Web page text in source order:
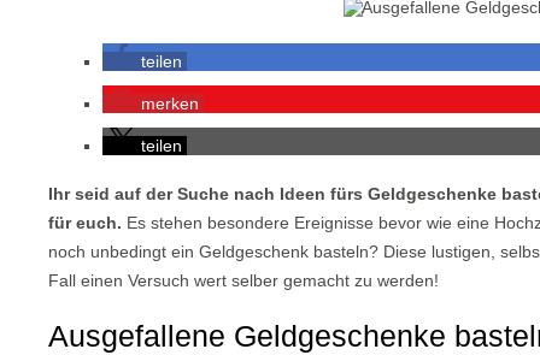
teilen
merken
teilen
Ihr seid auf der Suche nach Ideen fürs Geldgeschenke
für euch. Es stehen besondere Ereignisse bevor wie eine
noch unbedingt ein Geldgeschenk basteln? Diese lustigen,
Fall einen Versuch wert selber gemacht zu werden!
Ausgefallene Geldgeschenke